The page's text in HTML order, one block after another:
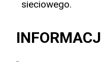
sieciowego.